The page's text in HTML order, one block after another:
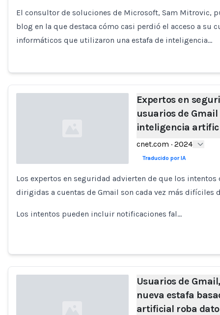
El consultor de soluciones de Microsoft, Sam Mitrovic,
blog en la que destaca cómo casi perdió el acceso a su
informáticos que utilizaron una estafa de inteligencia…
Loading...
Expertos en
usuarios de
inteligencia
cnet.com · 2024
Traducido por IA
Los expertos en seguridad advierten de que los
dirigidas a cuentas de Gmail son cada vez más difíciles
Los intentos pueden incluir notificaciones fal…
Usuarios de
nueva estafa
artificial roba